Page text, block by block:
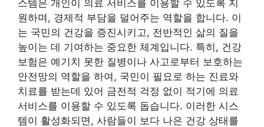
스템은 개인이 의료 서비스를 이용할 수 있도록 지
원하며, 경제적 부담을 덜어주는 역할을 합니다. 이
는 국민의 건강을 증진시키고, 전반적인 삶의 질을
높이는 데 기여하는 중요한 체계입니다. 특히, 건강
보험은 예기치 못한 질병이나 사고로부터 보호하는
안전망의 역할을 하여, 국민이 필요로 하는 진료와
치료를 받는데 있어 금전적 걱정 없이 적기에 의료
서비스를 이용할 수 있도록 돕습니다. 이러한 시스
템이 활성화되면, 사람들이 보다 나은 건강 상태를